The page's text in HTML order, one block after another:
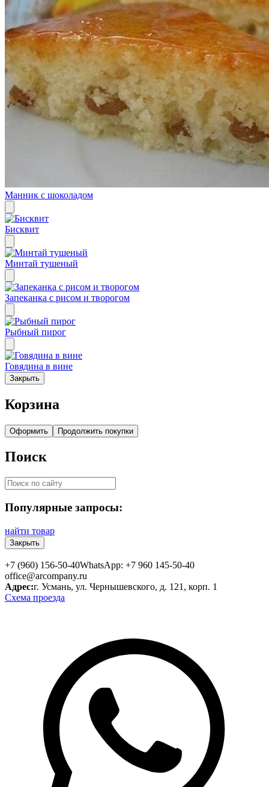
Манник с шоколадом
Бисквит
Минтай тушеный
Запеканка с рисом и творогом
Рыбный пирог
Говядина в вине
Закрыть
Корзина
Оформить Продолжить покупки
Поиск
Популярные запросы:
найти товар
Закрыть
+7 (960) 156-50-40WhatsApp: +7 960 145-50-40
office@arcompany.ru
Адрес:г. Усмань, ул. Чернышевского, д. 121, корп. 1
Схема проезда